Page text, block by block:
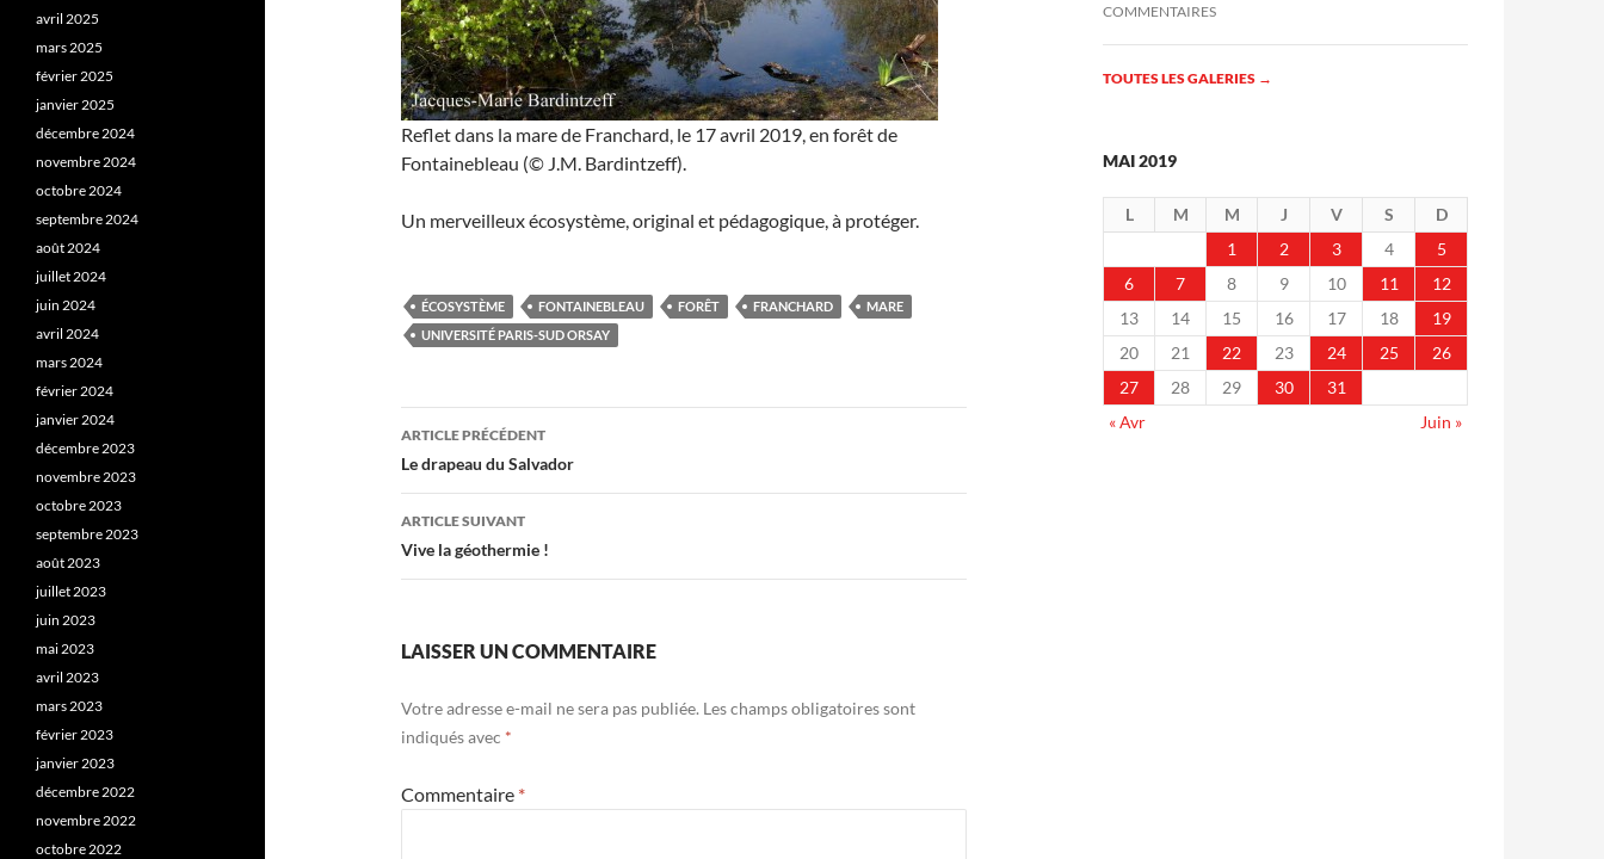
Reflet dans la mare de Franchard, le 17 avril 2019, en forêt de
Fontainebleau (© J.M. Bardintzeff).
Un merveilleux écosystème, original et pédagogique, à protéger.
ÉCOSYSTÈME FONTAINEBLEAU FORÊT FRANCHARD
MARE
UNIVERSITÉ PARIS-SUD ORSAY
Navigation
des
articles
ARTICLE PRÉCÉDENT
Le drapeau du Salvador
ARTICLE SUIVANT
Vive la géothermie !
LAISSER UN COMMENTAIRE
Votre adresse e-mail ne sera pas publiée. Les champs obligatoires sont
indiqués avec *
Commentaire *
COMMENTAIRES
TOUTES LES GALERIES →
MAI 2019
L M M J V S
D
1
2 3 4
5
6
7 8 9 10 11
12
13
14 15 16 17 18
19
20
21 22 23 24 25
26
27
28 29 30
31
« Avr
Juin »
avril 2025
mars 2025
février 2025
janvier 2025
décembre 2024
novembre 2024
octobre 2024
septembre 2024
août 2024
juillet 2024
juin 2024
avril 2024
mars 2024
février 2024
janvier 2024
décembre 2023
novembre 2023
octobre 2023
septembre 2023
août 2023
juillet 2023
juin 2023
mai 2023
avril 2023
mars 2023
février 2023
janvier 2023
décembre 2022
novembre 2022
octobre 2022